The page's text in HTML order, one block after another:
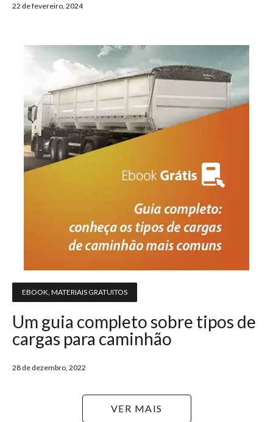
22 de fevereiro, 2024
EBOOK MATERIAIS GRATUITOS
Um guia completo sobre tipos de
cargas para caminhão
28 de dezembro, 2022
VER MAIS